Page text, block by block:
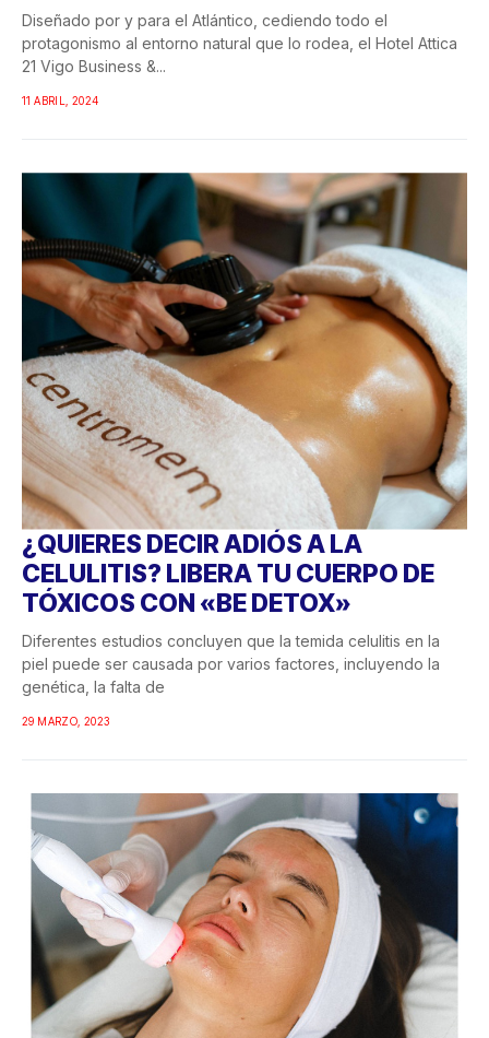
Diseñado por y para el Atlántico, cediendo todo el
protagonismo al entorno natural que lo rodea, el Hotel Attica
21 Vigo Business &...
11 ABRIL, 2024
¿QUIERES DECIR ADIÓS A LA
CELULITIS? LIBERA TU CUERPO DE
TÓXICOS CON «BE DETOX»
Diferentes estudios concluyen que la temida celulitis en la
piel puede ser causada por varios factores, incluyendo la
genética, la falta de
29 MARZO, 2023